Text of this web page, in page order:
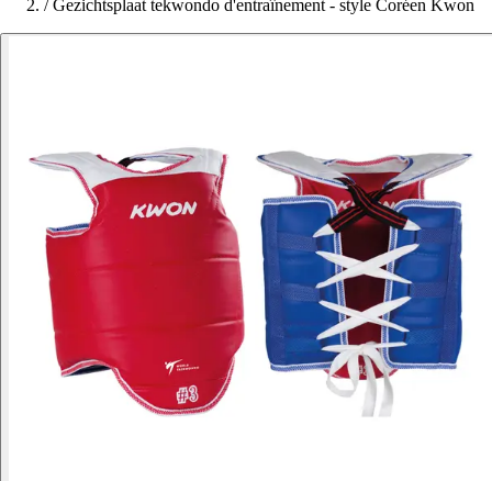
/ Gezichtsplaat tekwondo d'entraînement - style Coréen Kwon